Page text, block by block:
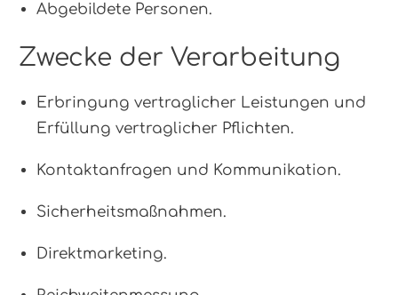
Abgebildete Personen.
Zwecke der Verarbeitung
Erbringung vertraglicher Leistungen und
Erfüllung vertraglicher Pflichten.
Kontaktanfragen und Kommunikation.
Sicherheitsmaßnahmen.
Direktmarketing.